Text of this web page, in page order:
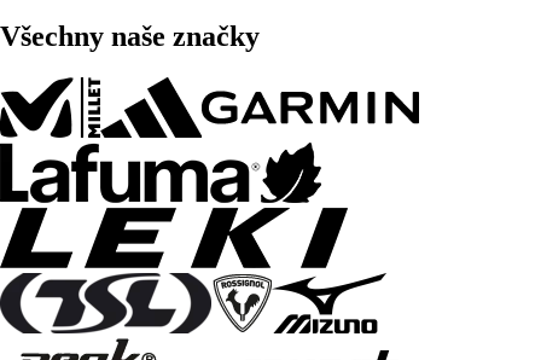
Všechny naše značky